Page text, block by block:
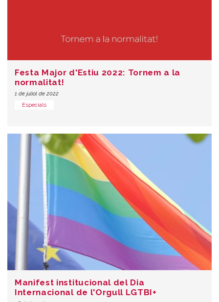
Festa Major d'Estiu 2022: Tornem a la
normalitat!
1 de juliol de 2022
Especials
Manifest institucional del Dia
Internacional de l'Orgull LGTBI+